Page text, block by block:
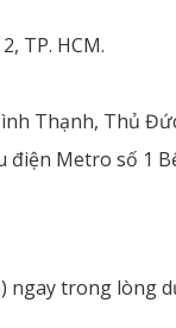
TP. HCM.
Thạnh, Thủ
điện Metro số 1
ngay trong lòng